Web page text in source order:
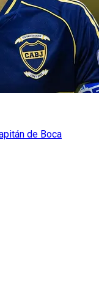
de Boca